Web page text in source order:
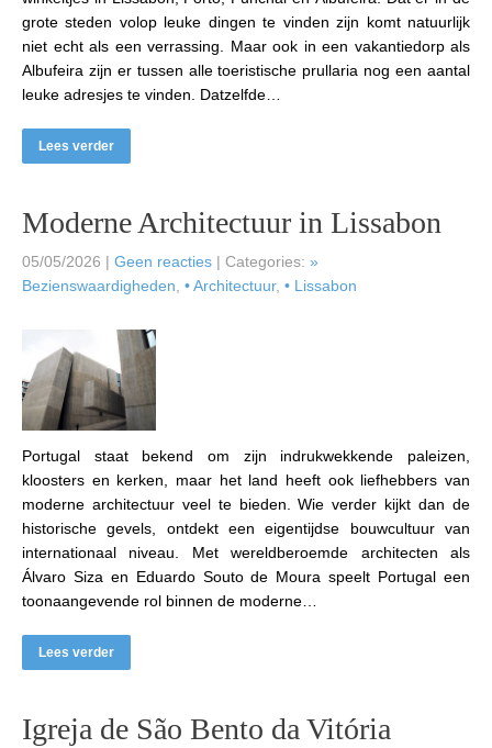
grote steden volop leuke dingen te vinden zijn komt natuurlijk
niet echt als een verrassing. Maar ook in een vakantiedorp als
Albufeira zijn er tussen alle toeristische prullaria nog een aantal
leuke adresjes te vinden. Datzelfde…
Lees verder
Moderne Architectuur in Lissabon
05/05/2026 | Geen reacties | Categories: »
Bezienswaardigheden • Architectuur, • Lissabon
Portugal staat bekend om zijn indrukwekkende paleizen,
kloosters en kerken, maar het land heeft ook liefhebbers van
moderne architectuur veel te bieden. Wie verder kijkt dan de
historische gevels, ontdekt een eigentijdse bouwcultuur van
internationaal niveau. Met wereldberoemde architecten als
Álvaro Siza en Eduardo Souto de Moura speelt Portugal een
toonaangevende rol binnen de moderne…
Lees verder
Igreja de São Bento da Vitória